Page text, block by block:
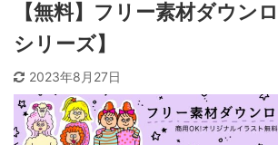
【無料】フリー素材ダウン
シリーズ】
2023年8月27日